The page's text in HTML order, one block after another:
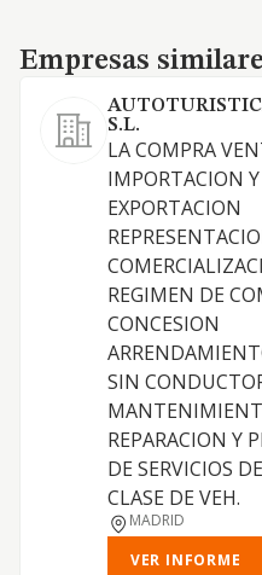
Empresas similares
Empresas
S.L.
LA COMPRA
IMPORTACION Y
EXPORTACION
REGIMEN DE
CONCESION
SIN
REPARACION Y
DE SERVICIOS
CLASE DE VEH.
MADRID
VER INFORME